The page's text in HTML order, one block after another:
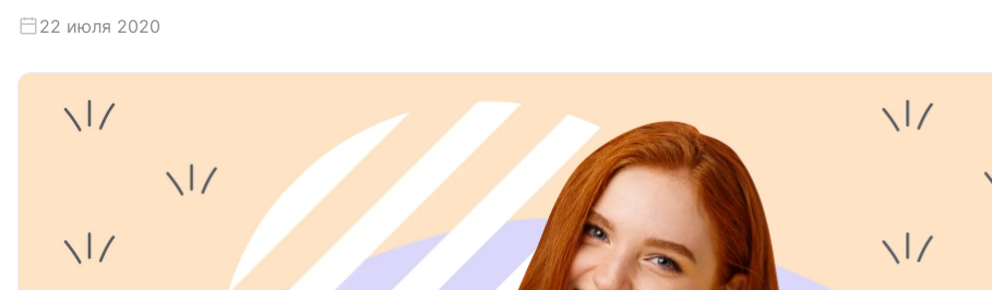
22 июля 2020
Приложение врача
Скачать приложение